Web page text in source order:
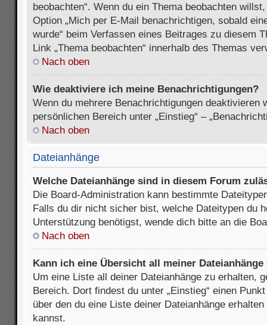
beobachten“. Wenn du ein Thema beobachten
Option „Mich per E-Mail benachrichtigen, sobald
wurde“ beim Verfassen eines Beitrages zu diesem
Link „Thema beobachten“ innerhalb des Themas
Nach oben
Wie deaktiviere ich meine Benachrichtigungen?
Wenn du mehrere Benachrichtigungen deaktivieren
persönlichen Bereich unter „Einstieg“ –
Nach oben
Dateianhänge
Welche Dateianhänge sind in diesem Forum
Die Board-Administration kann bestimmte
Falls du dir nicht sicher bist, welche Dateitypen du
Unterstützung benötigst, wende dich bitte an die
Nach oben
Kann ich eine Übersicht all meiner Dateianhänge
Um eine Liste all deiner Dateianhänge zu erhalten,
Bereich. Dort findest du unter „Einstieg“ einen
über den du eine Liste deiner Dateianhänge
kannst.